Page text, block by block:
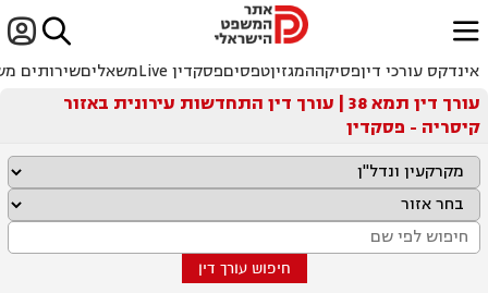

ﱐ
אינדקס עורכי דיןפסיקההמגזיןטפסיםפסקדין Live משאליםשירותים
עורך דין תמא 38 | עורך דין התחדשות עירונית באזור
קיסריה - פסקדין
חיפוש עורך דין